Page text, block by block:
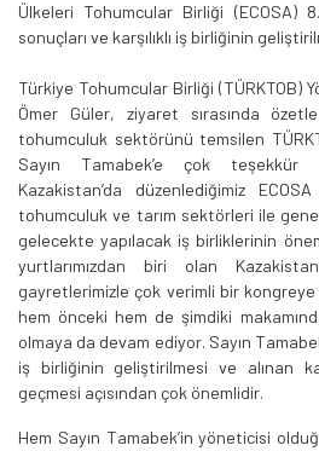
Ülkeleri Tohumcular Birliği (ECOSA)
sonuçları ve karşılıklı iş birliğinin
Türkiye Tohumcular Birliği (TÜRKTOB)
Ömer Güler, ziyaret sırasında
tohumculuk sektörünü temsilen
Sayın Tamabek’e çok teşekkür
Kazakistan’da düzenlediğimiz
tohumculuk ve tarım sektörleri ile
gelecekte yapılacak iş birliklerinin
yurtlarımızdan biri olan
gayretlerimizle çok verimli bir kongreye
hem önceki hem de şimdiki
olmaya da devam ediyor. Sayın
iş birliğinin geliştirilmesi ve alınan
geçmesi açısından çok önemlidir.
Hem Sayın Tamabek’in yöneticisi